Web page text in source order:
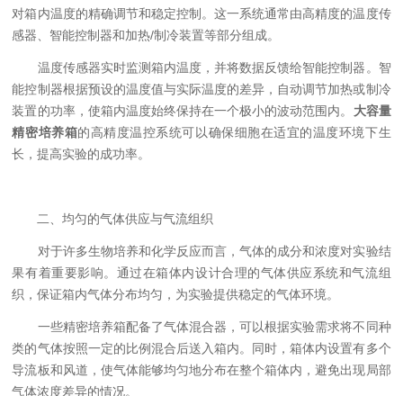
对箱内温度的精确调节和稳定控制。这一系统通常由高精度的温度传
感器、智能控制器和加热/制冷装置等部分组成。
温度传感器实时监测箱内温度，并将数据反馈给智能控制器。智
能控制器根据预设的温度值与实际温度的差异，自动调节加热或制冷
装置的功率，使箱内温度始终保持在一个极小的波动范围内。 大容量
精密培养箱的高精度温控系统可以确保细胞在适宜的温度环境下生
长，提高实验的成功率。
二、均匀的气体供应与气流组织
对于许多生物培养和化学反应而言，气体的成分和浓度对实验结
果有着重要影响。通过在箱体内设计合理的气体供应系统和气流组
织，保证箱内气体分布均匀，为实验提供稳定的气体环境。
一些精密培养箱配备了气体混合器，可以根据实验需求将不同种
类的气体按照一定的比例混合后送入箱内。同时，箱体内设置有多个
导流板和风道，使气体能够均匀地分布在整个箱体内，避免出现局部
气体浓度差异的情况。